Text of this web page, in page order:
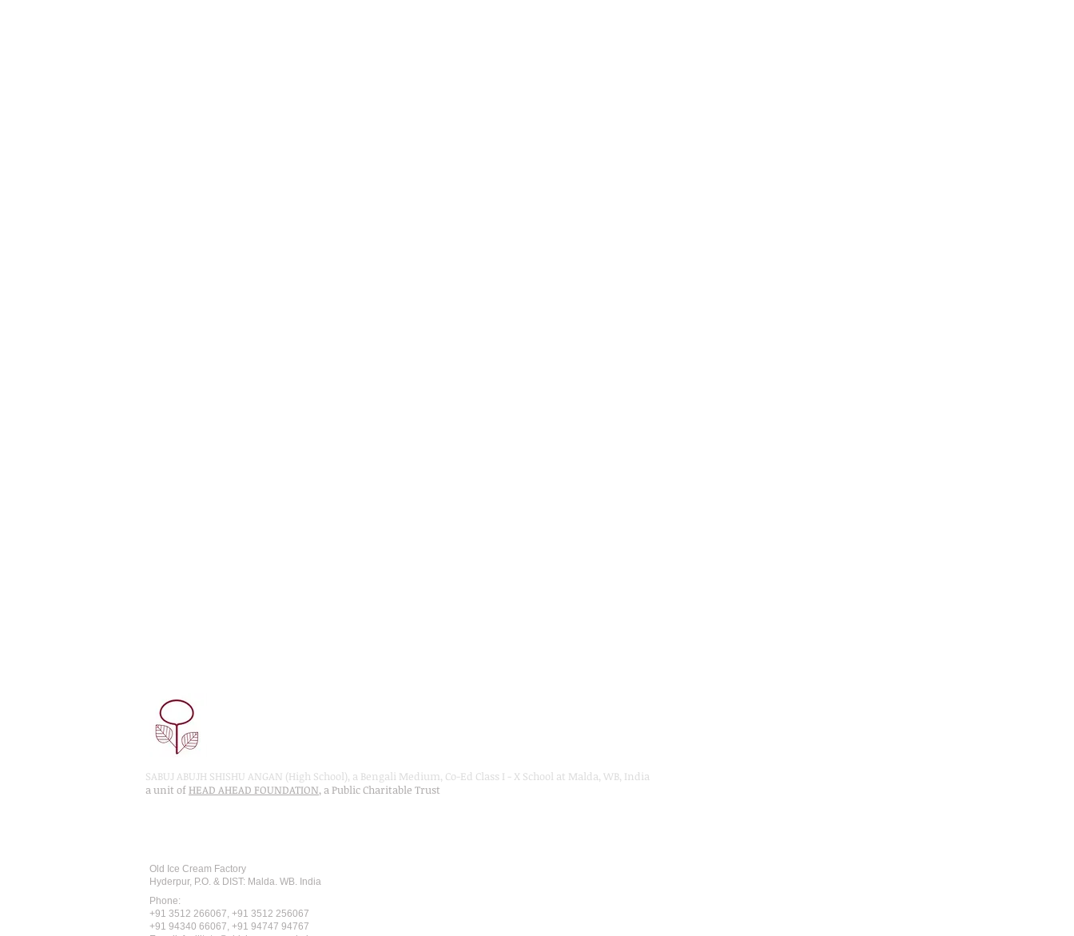
SABUJ ABUJH SHISHU ANGAN (High School), a Bengali Medium, Co-Ed Class I - X School at Malda, WB, India
a unit ofHEAD AHEAD FOUNDATION, a Public Charitable Trust
Old Ice Cream Factory
Hyderpur, P.O. & DIST: Malda. WB. India
Phone:
+91 3512 266067, +91 3512 256067
+91 94340 66067, +91 94747 94767